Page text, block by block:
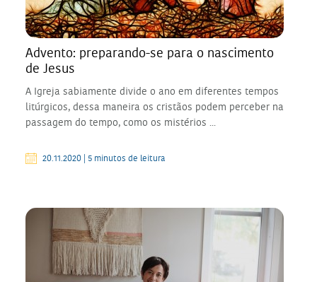
Advento: preparando-se para o nascimento
de Jesus
A Igreja sabiamente divide o ano em diferentes tempos
litúrgicos, dessa maneira os cristãos podem perceber na
passagem do tempo, como os mistérios ...
20.11.2020 | 5 minutos de leitura